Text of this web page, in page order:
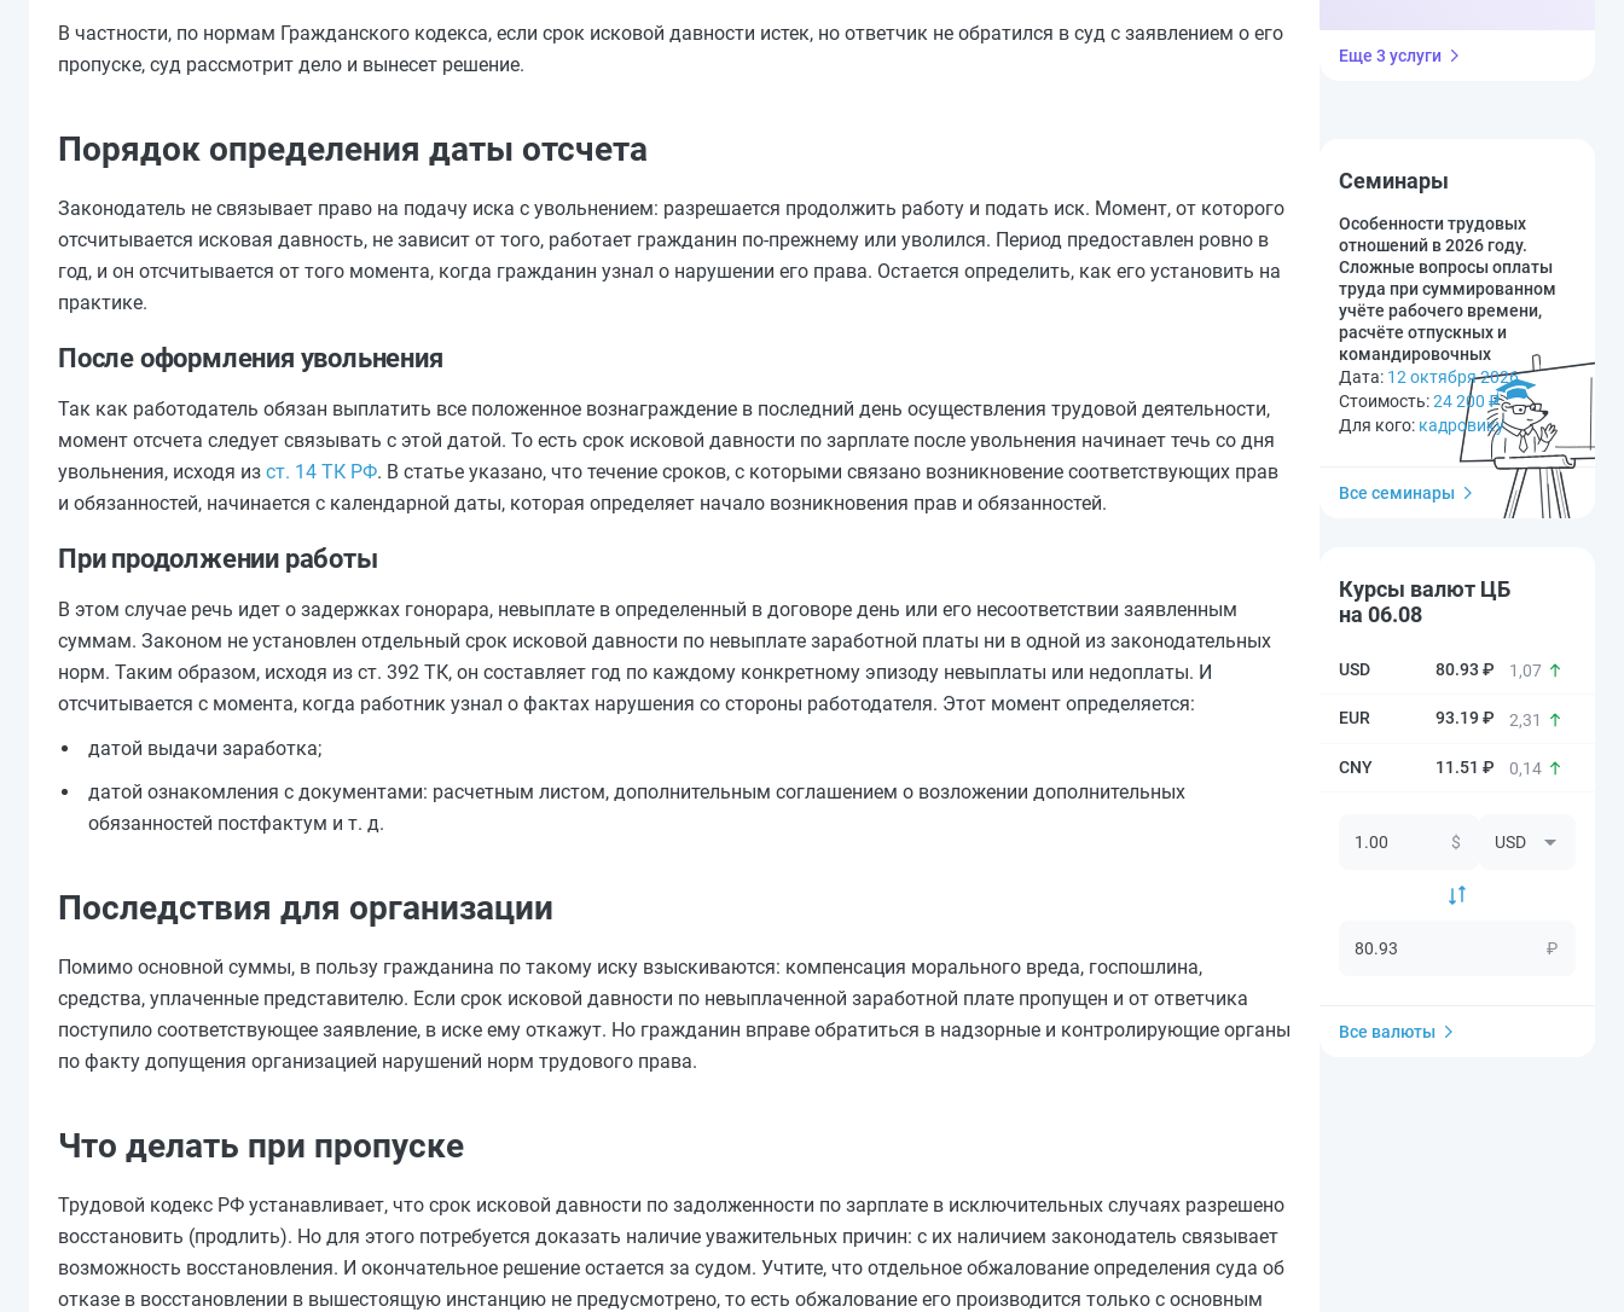
В частности, по нормам Гражданского кодекса, если срок исковой давности истек, но ответчик не обратился в суд с заявлением о его
пропуске, суд рассмотрит дело и вынесет решение.
Порядок определения даты отсчета
Законодатель не связывает право на подачу иска с увольнением: разрешается продолжить работу и подать иск. Момент, от которого
отсчитывается исковая давность, не зависит от того, работает гражданин по-прежнему или уволился. Период предоставлен ровно в
год, и он отсчитывается от того момента, когда гражданин узнал о нарушении его права. Остается определить, как его установить на
практике.
После оформления увольнения
Так как работодатель обязан выплатить все положенное вознаграждение в последний день осуществления трудовой деятельности,
момент отсчета следует связывать с этой датой. То есть срок исковой давности по зарплате после увольнения начинает течь со дня
увольнения, исходя из ст. 14 ТК РФ. В статье указано, что течение сроков, с которыми связано возникновение соответствующих прав
и обязанностей, начинается с календарной даты, которая определяет начало возникновения прав и обязанностей.
При продолжении работы
В этом случае речь идет о задержках гонорара, невыплате в определенный в договоре день или его несоответствии заявленным
суммам. Законом не установлен отдельный срок исковой давности по невыплате заработной платы ни в одной из законодательных
норм. Таким образом, исходя из ст. 392 ТК, он составляет год по каждому конкретному эпизоду невыплаты или недоплаты. И
отсчитывается с момента, когда работник узнал о фактах нарушения со стороны работодателя. Этот момент определяется:
датой выдачи заработка;
датой ознакомления с документами: расчетным листом, дополнительным соглашением о возложении дополнительных
обязанностей постфактум и т. д.
Последствия для организации
Помимо основной суммы, в пользу гражданина по такому иску взыскиваются: компенсация морального вреда, госпошлина,
средства, уплаченные представителю. Если срок исковой давности по невыплаченной заработной плате пропущен и от ответчика
поступило соответствующее заявление, в иске ему откажут. Но гражданин вправе обратиться в надзорные и контролирующие органы
по факту допущения организацией нарушений норм трудового права.
Что делать при пропуске
Трудовой кодекс РФ устанавливает, что срок исковой давности по задолженности по зарплате в исключительных случаях разрешено
восстановить (продлить). Но для этого потребуется доказать наличие уважительных причин: с их наличием законодатель связывает
возможность восстановления. И окончательное решение остается за судом. Учтите, что отдельное обжалование определения суда об
отказе в восстановлении в вышестоящую инстанцию не предусмотрено, то есть обжалование его производится только с основным
Еще 3 услуги
Семинары
Особенности трудовых
отношений в 2026 году.
Сложные вопросы оплаты
труда при суммированном
учёте рабочего времени,
расчёте отпускных и
командировочных
Дата: 12 октября 2026
Стоимость:24 200 ₽
Для кого: кадровику
Все семинары
Курсы валют ЦБ
на 06.08
80.93 ₽ 1,07
93.19 ₽ 2,31
11.51 ₽ 0,14
$
₽
Все валюты